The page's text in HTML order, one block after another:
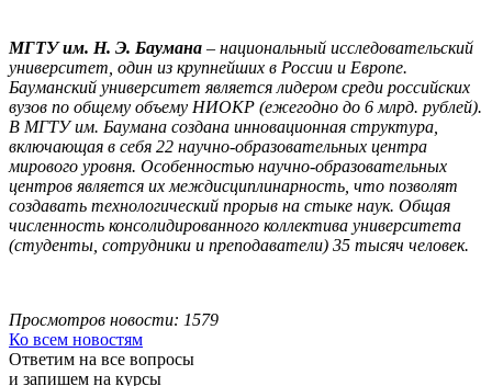
МГТУ им. Н. Э. Баумана – национальный исследовательский
университет, один из крупнейших в России и Европе.
Бауманский университет является лидером среди российских
вузов по общему объему НИОКР (ежегодно до 6 млрд. рублей).
В МГТУ им. Баумана создана инновационная структура,
включающая в себя 22 научно-образовательных центра
мирового уровня. Особенностью научно-образовательных
центров является их междисциплинарность, что позволят
создавать технологический прорыв на стыке наук. Общая
численность консолидированного коллектива университета
(студенты, сотрудники и преподаватели) 35 тысяч человек.
Просмотров новости: 1579
Ко всем новостям
Ответим на все вопросы
и запишем на курсы